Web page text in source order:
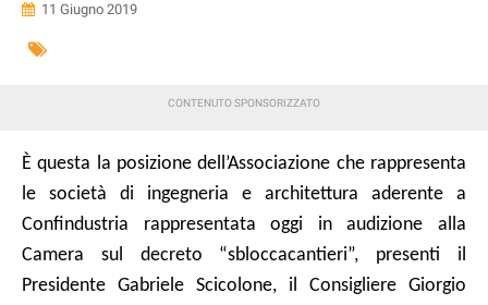
11 Giugno 2019
È questa la posizione dell’Associazione che rappresenta
le società di ingegneria e architettura aderente a
Confindustria rappresentata oggi in audizione alla
Camera sul decreto “sbloccacantieri”, presenti il
Presidente Gabriele Scicolone, il Consigliere Giorgio